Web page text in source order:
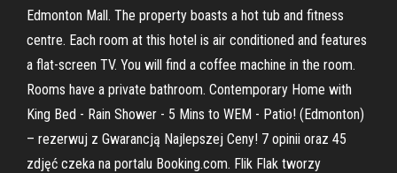
Edmonton Mall. The property boasts a hot tub and fitness
centre. Each room at this hotel is air conditioned and features
a flat-screen TV. You will find a coffee machine in the room.
Rooms have a private bathroom. Contemporary Home with
King Bed - Rain Shower - 5 Mins to WEM - Patio! (Edmonton)
– rezerwuj z Gwarancją Najlepszej Ceny! 7 opinii oraz 45
zdjęć czeka na portalu Booking.com. Flik Flak tworzy